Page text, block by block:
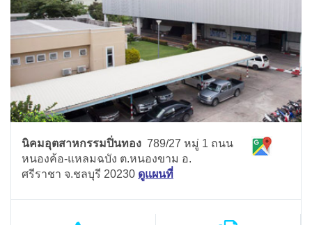
นิคมอุตสาหกรรมปิ่นทอง 789/27 หมู่ 1 ถนน
หนองค้อ-แหลมฉบัง ต.หนองขาม อ.
ศรีราชา จ.ชลบุรี 20230 ดูแผนที่